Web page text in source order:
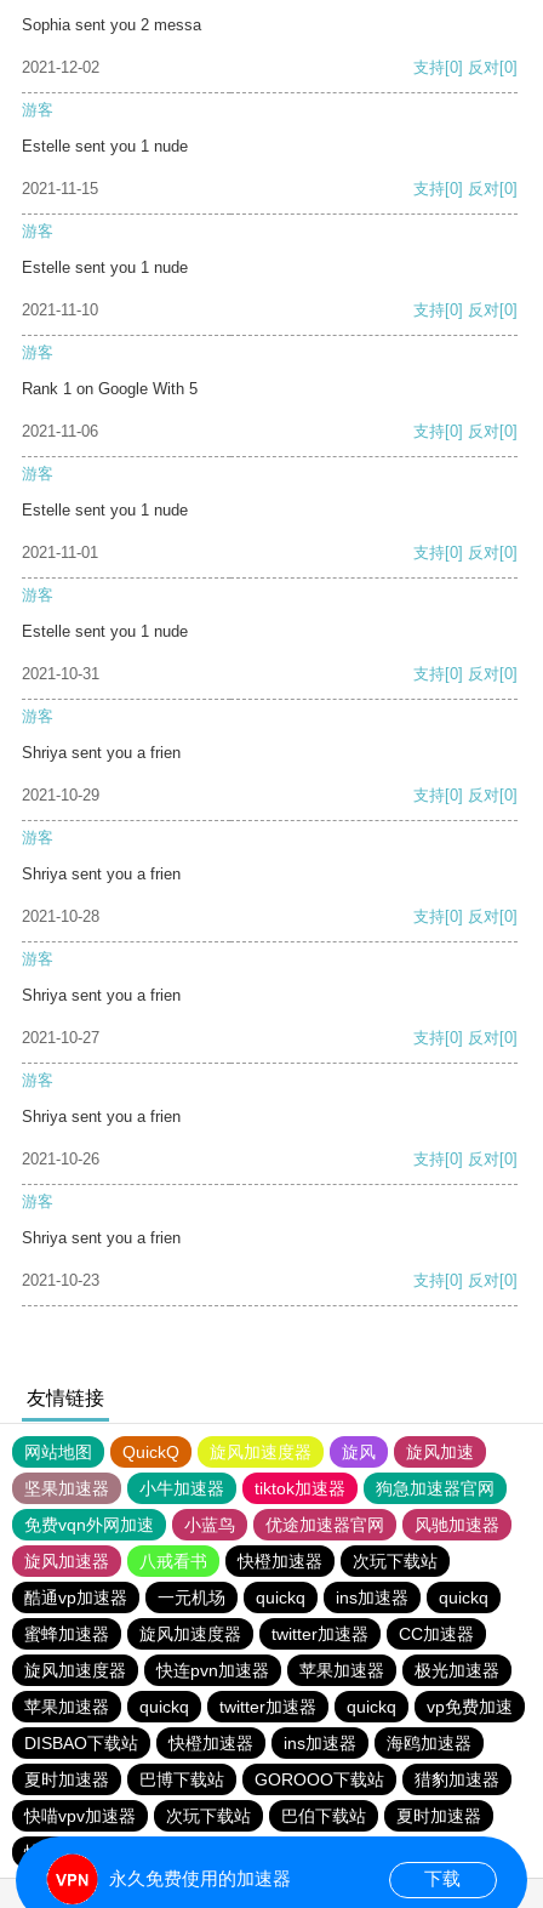
Sophia sent you 2 messa
2021-12-02 支持[0] 反对[0]
游客
Estelle sent you 1 nude
2021-11-15 支持[0] 反对[0]
游客
Estelle sent you 1 nude
2021-11-10 支持[0] 反对[0]
游客
Rank 1 on Google With 5
2021-11-06 支持[0] 反对[0]
游客
Estelle sent you 1 nude
2021-11-01 支持[0] 反对[0]
游客
Estelle sent you 1 nude
2021-10-31 支持[0] 反对[0]
游客
Shriya sent you a frien
2021-10-29 支持[0] 反对[0]
游客
Shriya sent you a frien
2021-10-28 支持[0] 反对[0]
游客
Shriya sent you a frien
2021-10-27 支持[0] 反对[0]
游客
Shriya sent you a frien
2021-10-26 支持[0] 反对[0]
游客
Shriya sent you a frien
2021-10-23 支持[0] 反对[0]
友情链接
网站地图 QuickQ 旋风加速度器 旋风
旋风加速
坚果加速器
小牛加速器 tiktok加速器
狗急加速器官网
免费vqn外网加速
小蓝鸟 优途加速器官网
风驰加速器
旋风加速器
八戒看书 快橙加速器
次玩下载站
酷通vp加速器
一元机场 quickq ins加速器
quickq
蜜蜂加速器
旋风加速度器 twitter加速器
CC加速器
旋风加速度器
快连pvn加速器 苹果加速器
极光加速器
苹果加速器
quickq twitter加速器 quickq
vp免费加速
DISBAO下载站
快橙加速器 ins加速器
海鸥加速器
夏时加速器
巴博下载站 GOROOO下载站
猎豹加速器
快喵vpv加速器
次玩下载站 巴伯下载站
夏时加速器
快橙加速器
永久免费使用的加速器 下载